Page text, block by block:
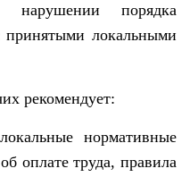
порядка
принятыми локальными
рекомендует:
нормативные
оплате труда, правила